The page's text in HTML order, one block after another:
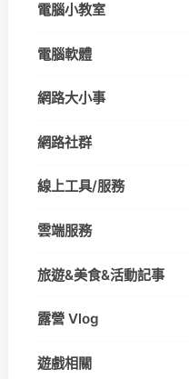
電腦小教室
電腦軟體
網路大小事
網路社群
線上工具/服務
雲端服務
旅遊&美食&活動記事
露營 Vlog
遊戲相關